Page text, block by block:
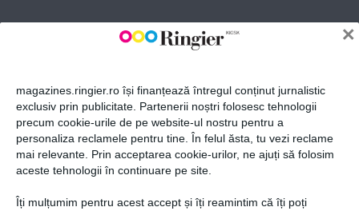
×
magazines.ringier.ro își finanțează întregul conținut jurnalistic
exclusiv prin publicitate. Partenerii noștri folosesc tehnologii
precum cookie-urile de pe website-ul nostru pentru a
personaliza reclamele pentru tine. În felul ăsta, tu vezi reclame
mai relevante. Prin acceptarea cookie-urilor, ne ajuți să folosim
aceste tehnologii în continuare pe site.
Îți mulțumim pentru acest accept și îți reamintim că îți poți
ABONEAZĂ-TE